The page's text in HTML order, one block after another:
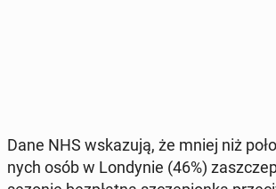
Dane NHS wska­zu­ją, że mniej niż
nych osób w Lon­dy­nie (46%)